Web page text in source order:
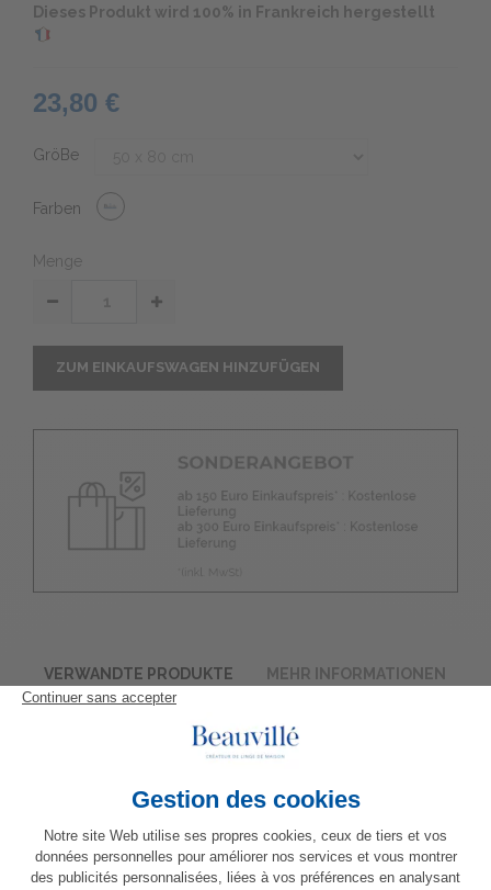
Dieses Produkt wird 100% in Frankreich hergestellt
23,80 €
GröBe
Farben
Menge
ZUM EINKAUFSWAGEN HINZUFÜGEN
VERWANDTE PRODUKTE MEHR INFORMATIONEN